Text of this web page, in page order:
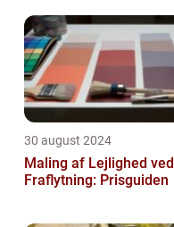
30 august 2024
Maling af Lejlighed ved
Fraflytning: Prisguiden